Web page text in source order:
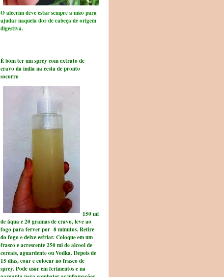
O alecrim deve estar sempre a mão para
ajudar naquela dor de cabeça de origem
digestiva.
É bom ter um sprey com extrato de
cravo da india na cesta de pronto
socorro
150 ml
de áqua e 20 gramas de cravo, leve ao
fogo para ferver por 8 minutos. Retire
do fogo e deixe esfriar. Coloque em um
frasco e acrescente 250 ml de alcool de
cereais, aguardente ouVodka. Depois de
15 dias, coar e colocar no frasco de
sprey. Pode usar em ferimentos e na